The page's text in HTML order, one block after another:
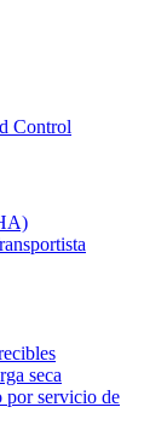
Control
seca
por servicio de